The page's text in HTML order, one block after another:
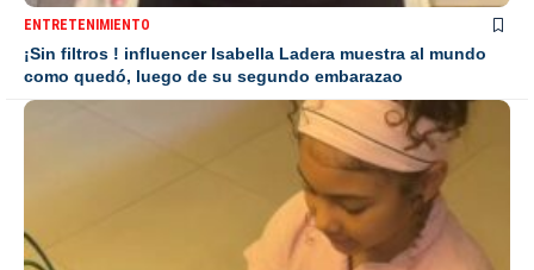
ENTRETENIMIENTO
¡Sin filtros ! influencer Isabella Ladera muestra al mundo
como quedó, luego de su segundo embarazao